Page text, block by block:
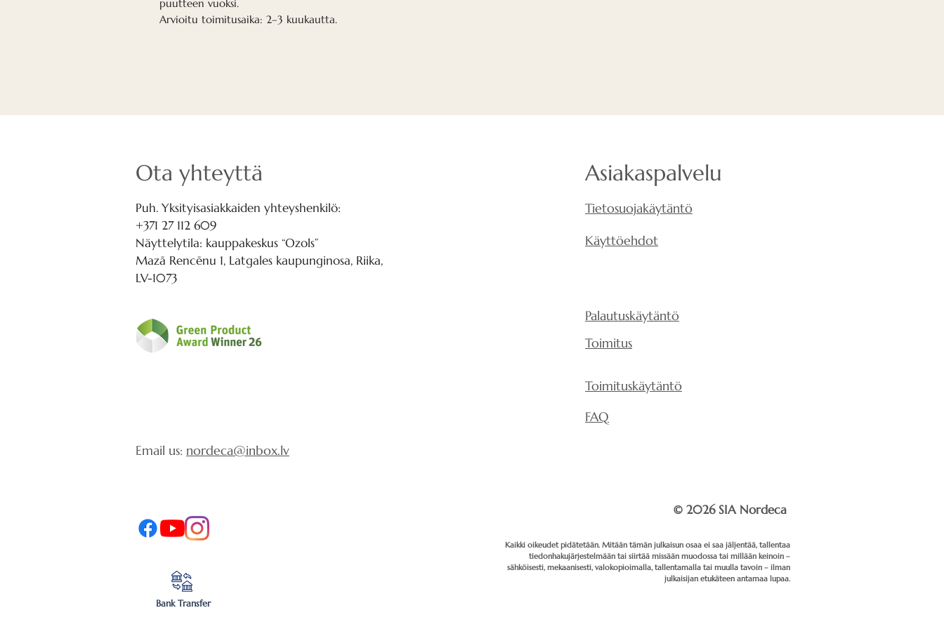
puutteen vuoksi.
Arvioitu toimitusaika: 2–3 kuukautta.
Tutkimukset osoittivat myös, että ravintolat,
on huono akustiikka. Toisin sanoen - hyvän
ääniympäristön luominen on tärkeää
Katso kaavio
Ota yhteyttä
Puh. Yksityisasiakkaiden yhteyshenkilö:
+371 27 112 609
Näyttelytila: kauppakeskus “Ozols”
Mazā Rencēnu 1, Latgales kaupunginosa, Riika,
LV-1073
Asiakaspalvelu
Tietosuojakäytäntö
Käyttöehdot
Palautuskäytäntö
Toimitus
Toimituskäytäntö
FAQ
Email us: nordeca@inbox.lv
Bank Transfer
© 2026 SIA Nordeca
Kaikki oikeudet pidätetään. Mitään tämän julkaisun osaa ei saa jäljentää, tallentaa
tiedonhakujärjestelmään tai siirtää missään muodossa tai millään keinoin –
sähköisesti, mekaanisesti, valokopioimalla, tallentamalla tai muulla tavoin – ilman
julkaisijan etukäteen antamaa lupaa.